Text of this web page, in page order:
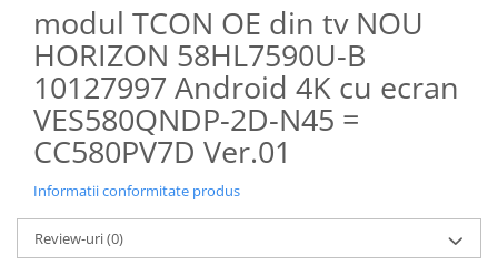
modul TCON OE din tv NOU
HORIZON 58HL7590U-B
10127997 Android 4K cu ecran
VES580QNDP-2D-N45 =
CC580PV7D Ver.01
Informatii conformitate produs
Review-uri(0)